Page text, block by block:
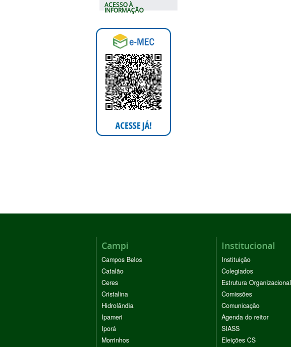
ACESSO À
INFORMAÇÃO
Campi
Campos Belos
Catalão
Ceres
Cristalina
Hidrolândia
Ipameri
Iporá
Morrinhos
Institucional
Instituição
Colegiados
Estrutura Organizacional
Comissões
Comunicação
Agenda do reitor
SIASS
Eleições CS